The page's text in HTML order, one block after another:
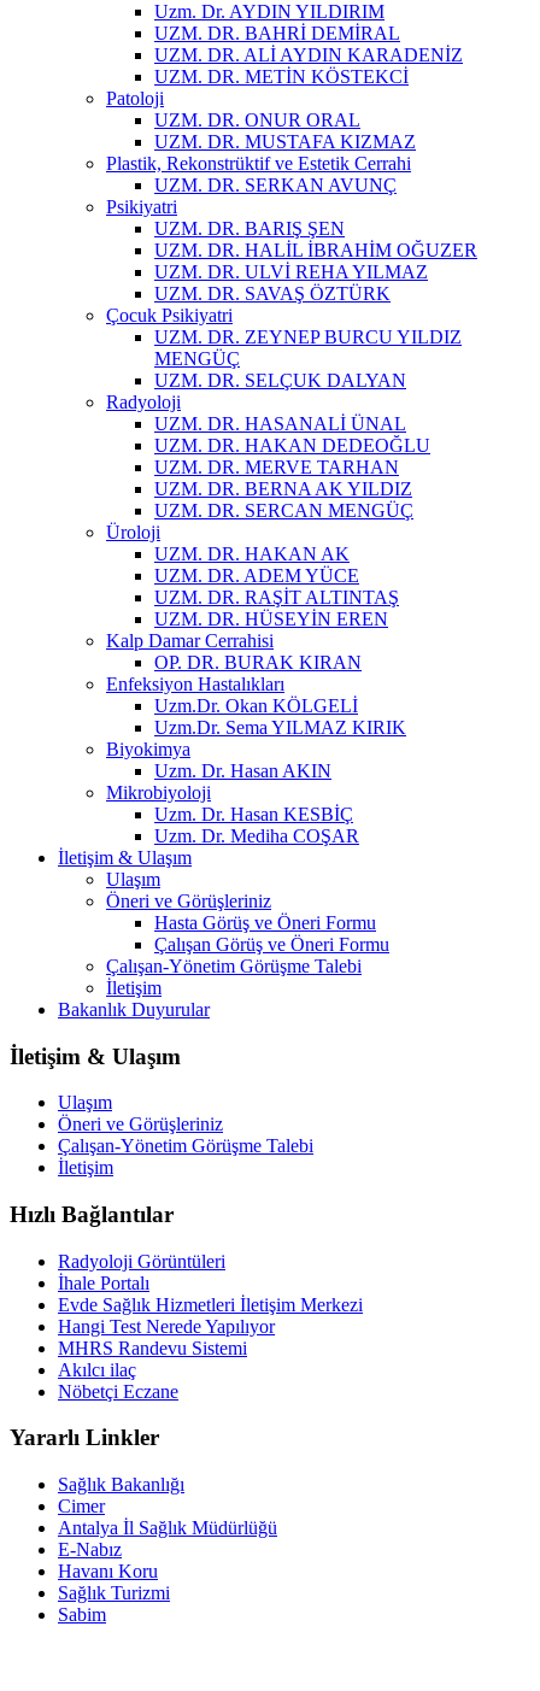
Uzm. Dr. AYDIN YILDIRIM
UZM. DR. BAHRİ DEMİRAL
UZM. DR. ALİ AYDIN KARADENİZ
UZM. DR. METİN KÖSTEKCİ
Patoloji
UZM. DR. ONUR ORAL
UZM. DR. MUSTAFA KIZMAZ
Plastik, Rekonstrüktif ve Estetik Cerrahi
UZM. DR. SERKAN AVUNÇ
Psikiyatri
UZM. DR. BARIŞ ŞEN
UZM. DR. HALİL İBRAHİM OĞUZER
UZM. DR. ULVİ REHA YILMAZ
UZM. DR. SAVAŞ ÖZTÜRK
Çocuk Psikiyatri
UZM. DR. ZEYNEP BURCU YILDIZ
MENGÜÇ
UZM. DR. SELÇUK DALYAN
Radyoloji
UZM. DR. HASANALİ ÜNAL
UZM. DR. HAKAN DEDEOĞLU
UZM. DR. MERVE TARHAN
UZM. DR. BERNA AK YILDIZ
UZM. DR. SERCAN MENGÜÇ
Üroloji
UZM. DR. HAKAN AK
UZM. DR. ADEM YÜCE
UZM. DR. RAŞİT ALTINTAŞ
UZM. DR. HÜSEYİN EREN
Kalp Damar Cerrahisi
OP. DR. BURAK KIRAN
Enfeksiyon Hastalıkları
Uzm.Dr. Okan KÖLGELİ
Uzm.Dr. Sema YILMAZ KIRIK
Biyokimya
Uzm. Dr. Hasan AKIN
Mikrobiyoloji
Uzm. Dr. Hasan KESBİÇ
Uzm. Dr. Mediha COŞAR
İletişim & Ulaşım
Ulaşım
Öneri ve Görüşleriniz
Hasta Görüş ve Öneri Formu
Çalışan Görüş ve Öneri Formu
Çalışan-Yönetim Görüşme Talebi
İletişim
Bakanlık Duyurular
İletişim & Ulaşım
Ulaşım
Öneri ve Görüşleriniz
Çalışan-Yönetim Görüşme Talebi
İletişim
Hızlı Bağlantılar
Radyoloji Görüntüleri
İhale Portalı
Evde Sağlık Hizmetleri İletişim Merkezi
Hangi Test Nerede Yapılıyor
MHRS Randevu Sistemi
Akılcı ilaç
Nöbetçi Eczane
Yararlı Linkler
Sağlık Bakanlığı
Cimer
Antalya İl Sağlık Müdürlüğü
E-Nabız
Havanı Koru
Sağlık Turizmi
Sabim